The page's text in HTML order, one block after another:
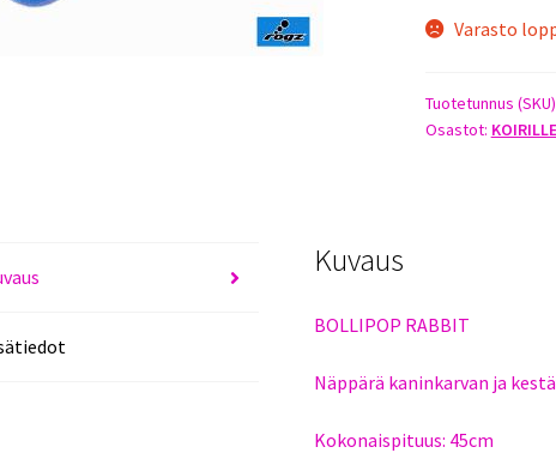
Varasto
Tuotetunnus
Osastot: KOIRILLE
Kuvaus
BOLLIPOP RABBIT
Näppärä kaninkarvan ja
Kokonaispituus: 45cm